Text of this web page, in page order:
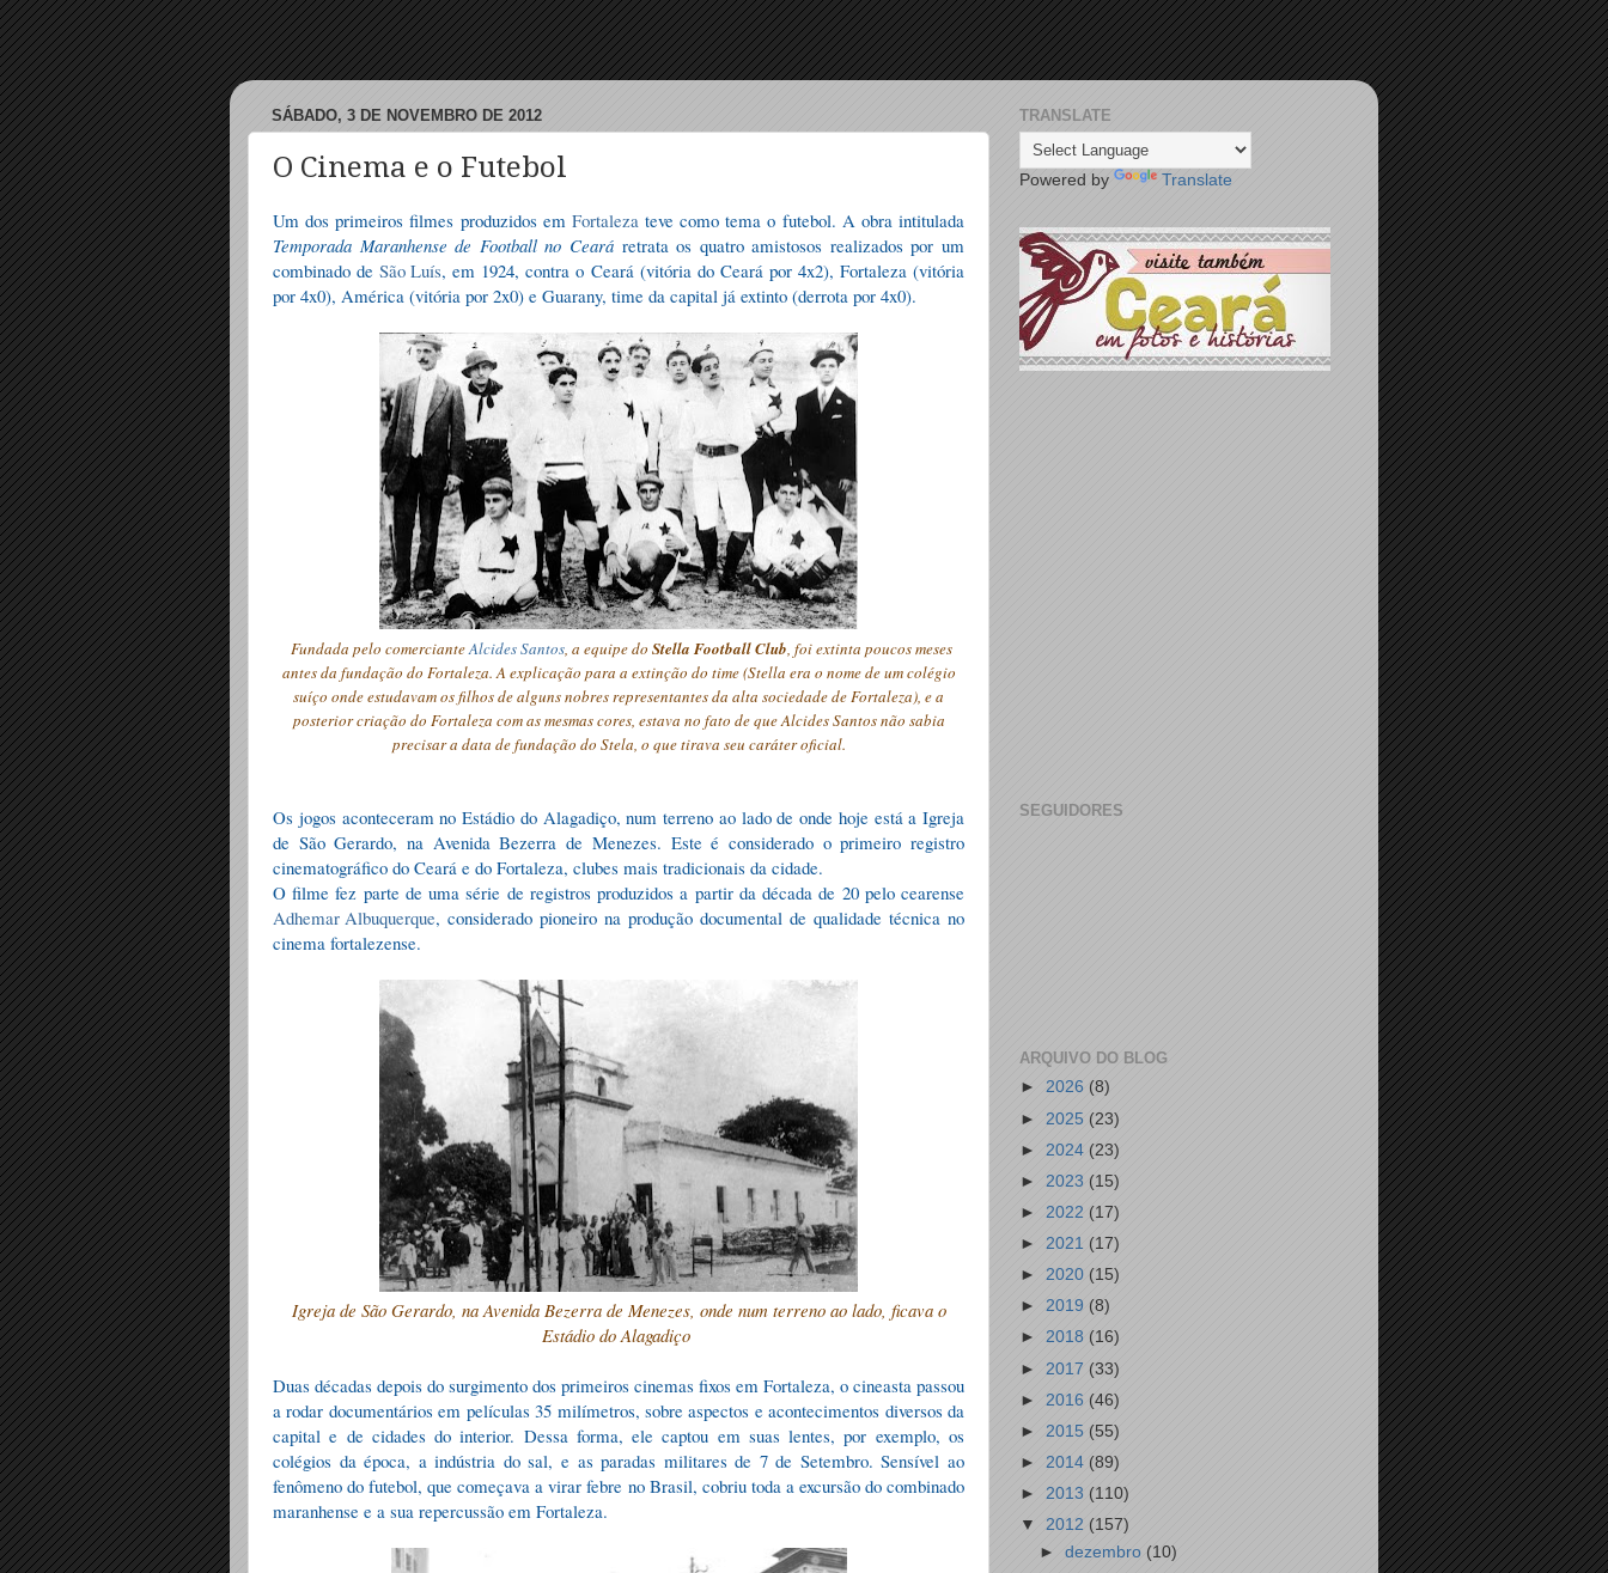
SÁBADO, 3 DE NOVEMBRO DE 2012
O Cinema e o Futebol
Um dos primeiros filmes produzidos em Fortalezateve como tema o futebol. A obra intitulada
Temporada Maranhense de Football no Cearáretrata os quatro amistosos realizados por um
combinado deSão Luís, em 1924, contra o Ceará (vitória do Ceará por 4x2), Fortaleza (vitória
por 4x0), América (vitória por 2x0) e Guarany, time da capital já extinto (derrota por 4x0).
Fundada pelo comercianteAlcides Santos, a equipe do Stella Football Club, foi extinta poucos meses
antes da fundação do Fortaleza. A explicação para a extinção do time(Stella era o nome de um colégio
suíço onde estudavam os filhos de alguns nobres representantes da alta sociedade de Fortaleza), e a
posterior criação do Fortaleza com as mesmas cores, estava no fato de que AlcidesSantosnão sabia
precisar a data de fundação do Stela, o que tirava seu caráter oficial.
Os jogos aconteceram no Estádio do Alagadiço, num terreno ao lado de onde hoje está a Igreja
de São Gerardo, na Avenida Bezerra de Menezes. Este é considerado o primeiro registro
cinematográfico do Ceará e do Fortaleza, clubes mais tradicionais da cidade.
O filme fez parte de uma série de registros produzidos a partir da década de 20 pelo cearense
Adhemar Albuquerque, considerado pioneiro na produção documental de qualidade técnica no
cinema fortalezense.
Igreja de São Gerardo, na Avenida Bezerra de Menezes, onde num terreno ao lado, ficava o
Estádio do Alagadiço
Duas décadas depois do surgimento dos primeiros cinemas fixos em Fortaleza, o cineasta passou
a rodar documentários em películas 35 milímetros, sobre aspectos e acontecimentos diversos da
capital e de cidades do interior. Dessa forma, ele captou em suas lentes, por exemplo, os
colégios da época, a indústria do sal, e as paradas militares de 7 de Setembro. Sensível ao
fenômeno do futebol, que começava a virar febre no Brasil, cobriu toda a excursão do combinado
maranhense e a sua repercussão em Fortaleza.
TRANSLATE
Powered by Translate
SEGUIDORES
ARQUIVO DO BLOG
► 2026 (8)
► 2025 (23)
► 2024 (23)
► 2023 (15)
► 2022 (17)
► 2021 (17)
► 2020 (15)
► 2019 (8)
► 2018 (16)
► 2017 (33)
► 2016 (46)
► 2015 (55)
► 2014 (89)
► 2013 (110)
▼ 2012 (157)
►dezembro (10)